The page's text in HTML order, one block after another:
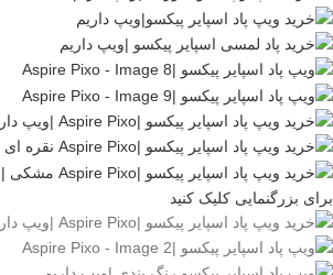
برای بزرگنمایی کلیک کنید